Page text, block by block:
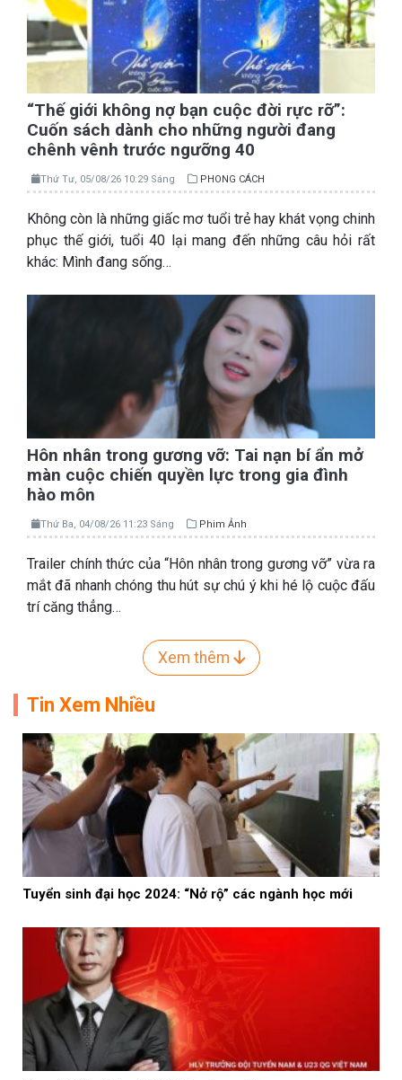
“Thế giới không nợ bạn cuộc đời rực rỡ”:
Cuốn sách dành cho những người đang
chênh vênh trước ngưỡng 40
Thứ Tư, 05/08/26 10:29 Sáng PHONG CÁCH
Không còn là những giấc mơ tuổi trẻ hay khát vọng chinh
phục thế giới, tuổi 40 lại mang đến những câu hỏi rất
khác: Mình đang sống…
Hôn nhân trong gương vỡ: Tai nạn bí ẩn mở
màn cuộc chiến quyền lực trong gia đình
hào môn
Thứ Ba, 04/08/26 11:23 Sáng Phim Ảnh
Trailer chính thức của “Hôn nhân trong gương vỡ” vừa ra
mắt đã nhanh chóng thu hút sự chú ý khi hé lộ cuộc đấu
trí căng thẳng…
Xem thêm
Tin Xem Nhiều
Tuyển sinh đại học 2024: “Nở rộ” các ngành học mới